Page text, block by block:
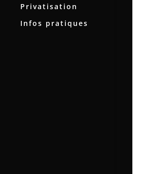
Privatisation
Infos pratiques